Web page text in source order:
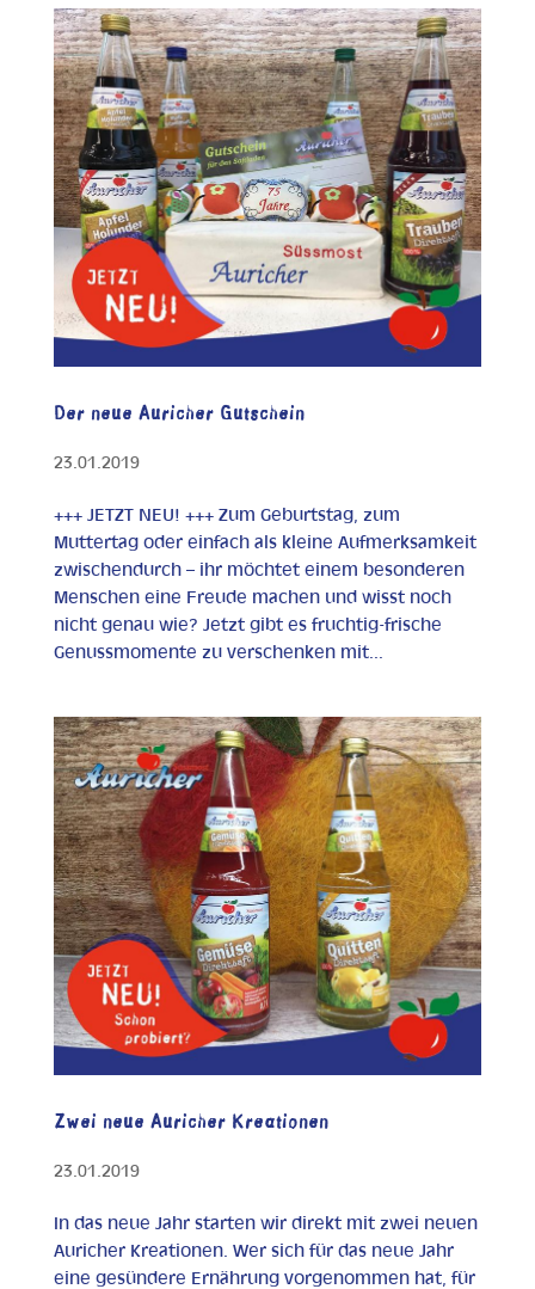
Der neue Auricher Gutschein
23.01.2019
+++ JETZT NEU! +++ Zum Geburtstag, zum
Muttertag oder einfach als kleine Aufmerksamkeit
zwischendurch – ihr möchtet einem besonderen
Menschen eine Freude machen und wisst noch
nicht genau wie? Jetzt gibt es fruchtig-frische
Genussmomente zu verschenken mit...
Zwei neue Auricher Kreationen
23.01.2019
In das neue Jahr starten wir direkt mit zwei neuen
Auricher Kreationen. Wer sich für das neue Jahr
eine gesündere Ernährung vorgenommen hat, für